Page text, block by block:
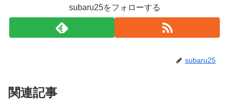
subaru25をフォローする
subaru25
関連記事